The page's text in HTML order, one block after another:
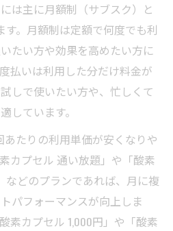
は主に月額制（サブスク）と
。月額制は定額で何度でも利
たい方や効果を高めたい方に
払いは利用した分だけ料金が
しで使いたい方や、忙しくて
しています。
たりの利用単価が安くなりや
カプセル 通い放題」や「酸素
などのプランであれば、月に複
パフォーマンスが向上しま
素カプセル 1,000円」や「酸素